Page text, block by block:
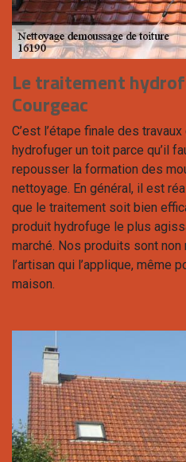
Le traitement
Courgeac
C’est l’étape finale des
hydrofuger un toit parce qu’il
repousser la formation des
nettoyage. En général, il est
que le traitement soit bien
produit hydrofuge le plus
marché. Nos produits sont
l’artisan qui l’applique, même
maison.